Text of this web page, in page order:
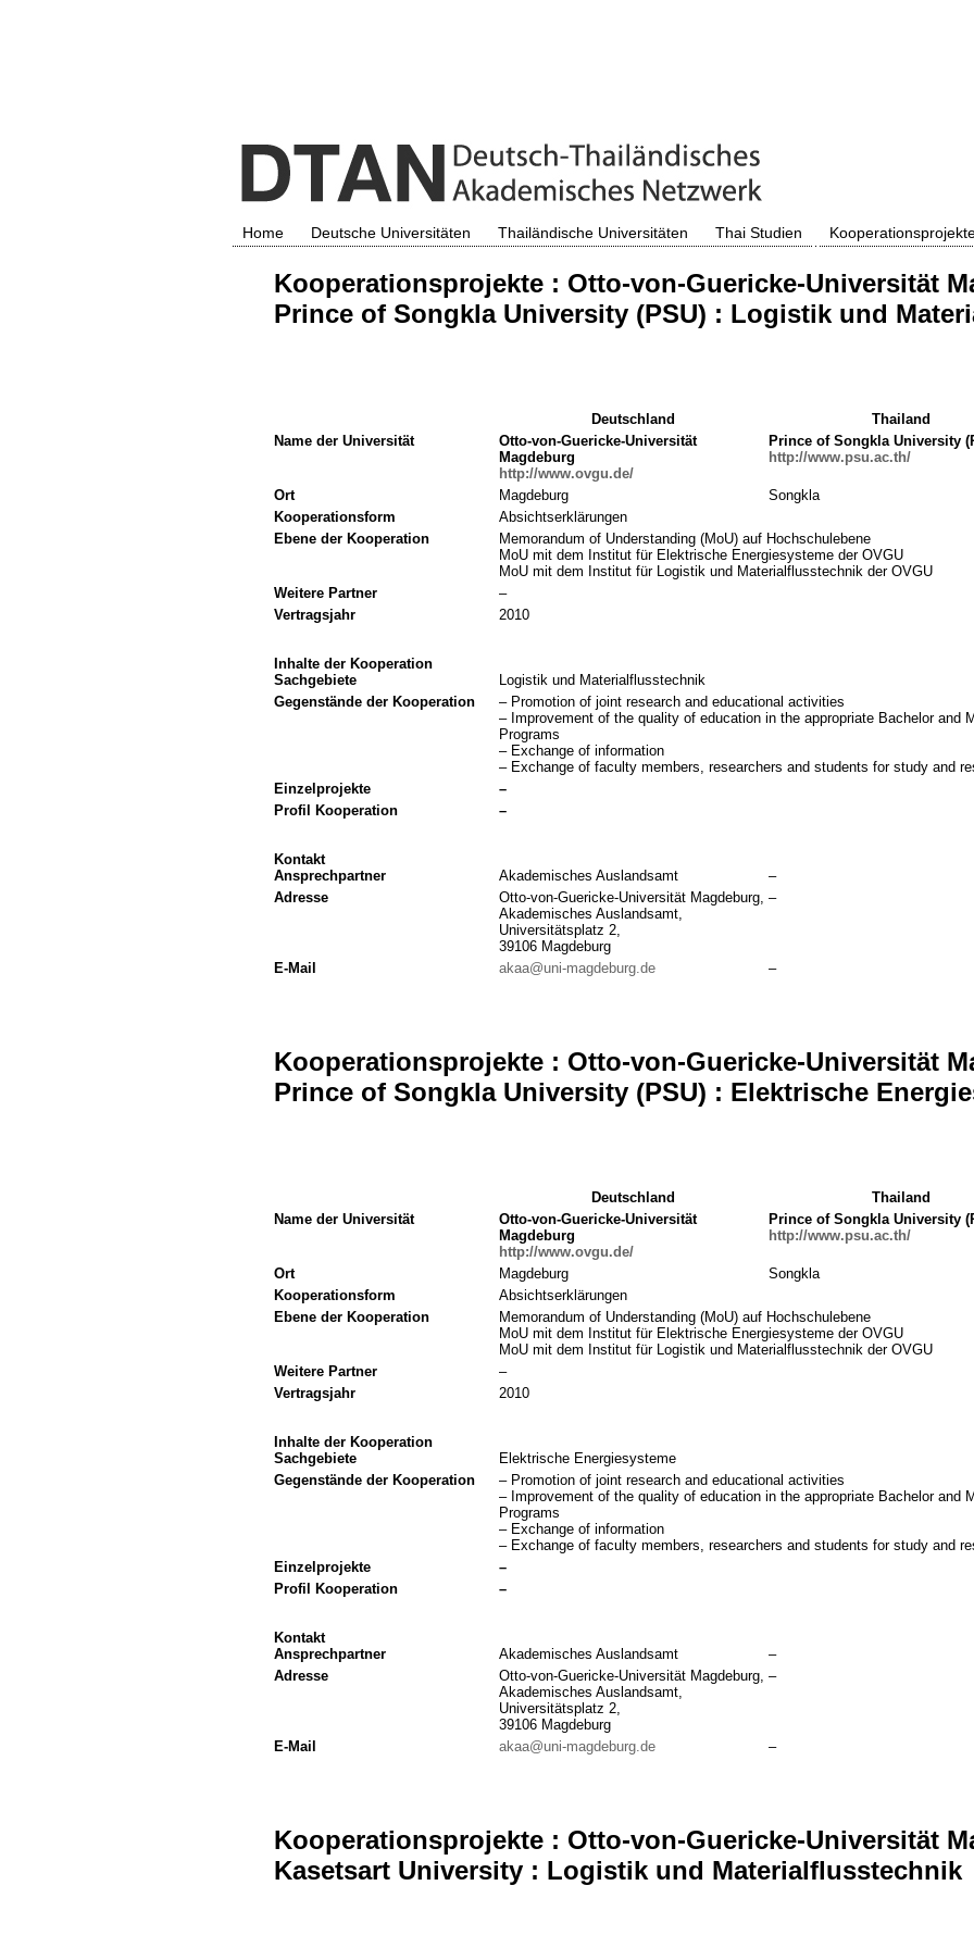
Home Deutsche Universitäten Thailändische Universitäten Thai Studien
Kooperationsprojekte : Otto-von-Guericke-Universität
Prince of Songkla University (PSU) : Logistik und
Deutschland
Thailand
Name der Universität
Otto-von-Guericke-Universität
Magdeburg
http://www.ovgu.de/
Prince of Songkla University
http://www.psu.ac.th/
Ort Magdeburg
Songkla
Kooperationsform
Absichtserklärungen
Ebene der Kooperation
Memorandum of Understanding (MoU) auf Hochschulebene
MoU mit dem Institut für Elektrische Energiesysteme der OVGU
MoU mit dem Institut für Logistik und Materialflusstechnik der OVGU
Weitere Partner
–
Vertragsjahr
2010
Inhalte der Kooperation
Sachgebiete
Logistik und Materialflusstechnik
Gegenstände der Kooperation
– Promotion of joint research and educational activities
– Improvement of the quality of education in the appropriate Bachelor and
Programs
– Exchange of information
– Exchange of faculty members, researchers and students for study and
Einzelprojekte
–
Profil Kooperation
–
Kontakt
Ansprechpartner
Akademisches Auslandsamt
–
Adresse
Otto-von-Guericke-Universität Magdeburg,
Akademisches Auslandsamt,
Universitätsplatz 2,
39106 Magdeburg
–
E-Mail akaa@uni-magdeburg.de –
Kooperationsprojekte : Otto-von-Guericke-Universität
Prince of Songkla University (PSU) : Elektrische
Deutschland
Thailand
Name der Universität
Otto-von-Guericke-Universität
Magdeburg
http://www.ovgu.de/
Prince of Songkla University
http://www.psu.ac.th/
Ort Magdeburg
Songkla
Kooperationsform
Absichtserklärungen
Ebene der Kooperation
Memorandum of Understanding (MoU) auf Hochschulebene
MoU mit dem Institut für Elektrische Energiesysteme der OVGU
MoU mit dem Institut für Logistik und Materialflusstechnik der OVGU
Weitere Partner
–
Vertragsjahr
2010
Inhalte der Kooperation
Sachgebiete
Elektrische Energiesysteme
Gegenstände der Kooperation
– Promotion of joint research and educational activities
– Improvement of the quality of education in the appropriate Bachelor and
Programs
– Exchange of information
– Exchange of faculty members, researchers and students for study and
Einzelprojekte
–
Profil Kooperation
–
Kontakt
Ansprechpartner
Akademisches Auslandsamt
–
Adresse
Otto-von-Guericke-Universität Magdeburg,
Akademisches Auslandsamt,
Universitätsplatz 2,
39106 Magdeburg
–
E-Mail akaa@uni-magdeburg.de –
Kooperationsprojekte : Otto-von-Guericke-Universität
Kasetsart University : Logistik und Materialflusstechnik